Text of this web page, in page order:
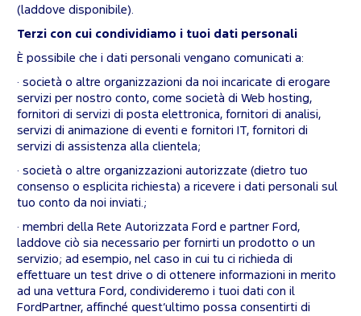
(laddove disponibile).
Terzi con cui condividiamo i tuoi dati personali
È possibile che i dati personali vengano comunicati a:
· società o altre organizzazioni da noi incaricate di erogare
servizi per nostro conto, come società di Web hosting,
fornitori di servizi di posta elettronica, fornitori di analisi,
servizi di animazione di eventi e fornitori IT, fornitori di
servizi di assistenza alla clientela;
· società o altre organizzazioni autorizzate (dietro tuo
consenso o esplicita richiesta) a ricevere i dati personali sul
tuo conto da noi inviati.;
· membri della Rete Autorizzata Ford e partner Ford,
laddove ciò sia necessario per fornirti un prodotto o un
servizio; ad esempio, nel caso in cui tu ci richieda di
effettuare un test drive o di ottenere informazioni in merito
ad una vettura Ford, condivideremo i tuoi dati con il
FordPartner, affinché quest’ultimo possa consentirti di